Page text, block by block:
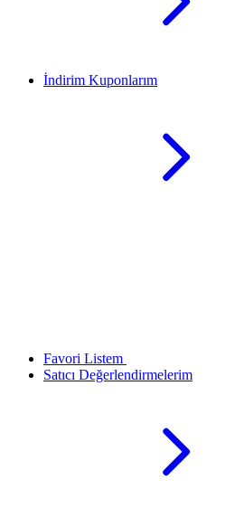
İndirim Kuponlarım
Favori Listem
Satıcı Değerlendirmelerim